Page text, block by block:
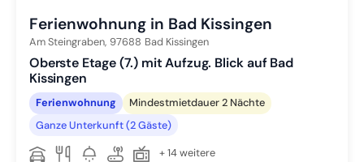
Ferienwohnung in Bad Kissingen
Am Steingraben, 97688 Bad Kissingen
Oberste Etage (7.) mit Aufzug. Blick auf Bad
Kissingen
Ferienwohnung
Mindestmietdauer 2 Nächte
Ganze Unterkunft (2 Gäste)
+ 14 weitere